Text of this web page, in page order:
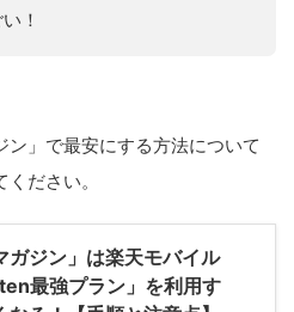
！
ン」で最安にする方法について
ださい。
ガジン」は楽天モバイル
最強プラン」を利用す